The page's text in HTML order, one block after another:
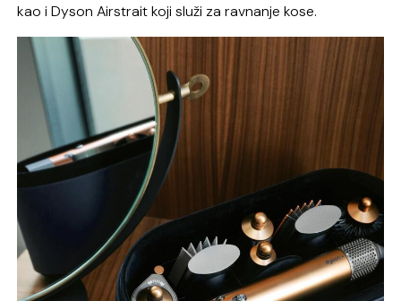
kao i Dyson Airstrait koji služi za ravnanje kose.